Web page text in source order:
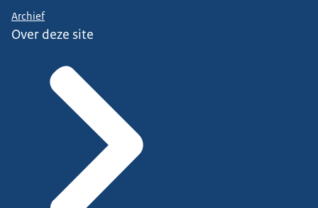
Archief
Over deze site